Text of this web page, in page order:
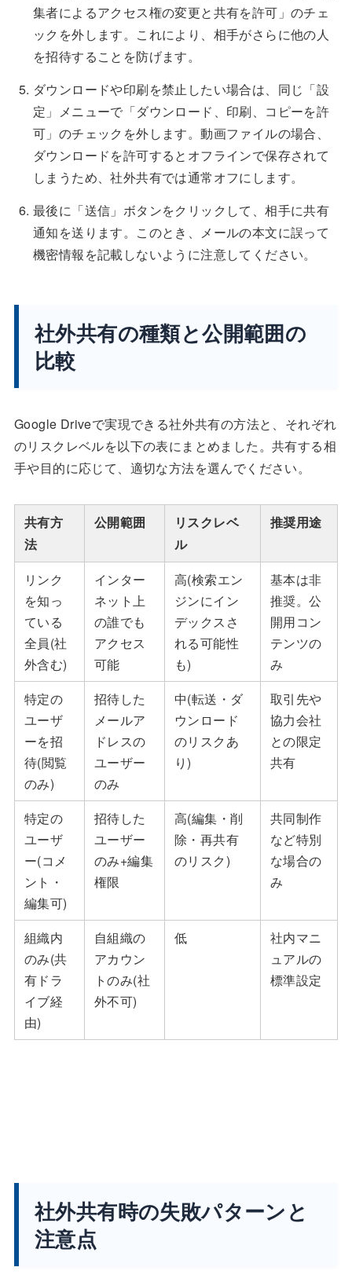
集者によるアクセス権の変更と共有を許可」のチェ
ックを外します。これにより、相手がさらに他の人
を招待することを防げます。
ダウンロードや印刷を禁止したい場合は、同じ「設
定」メニューで「ダウンロード、印刷、コピーを許
可」のチェックを外します。動画ファイルの場合、
ダウンロードを許可するとオフラインで保存されて
しまうため、社外共有では通常オフにします。
最後に「送信」ボタンをクリックして、相手に共有
通知を送ります。このとき、メールの本文に誤って
機密情報を記載しないように注意してください。
社外共有の種類と公開範囲の
比較
Google Driveで実現できる社外共有の方法と、それぞれ
のリスクレベルを以下の表にまとめました。共有する相
手や目的に応じて、適切な方法を選んでください。
共有方
法
公開範囲
リスクレベ
ル
推奨用途
リンク
を知っ
ている
全員(社
外含む)
インター
ネット上
の誰でも
アクセス
可能
高(検索エン
ジンにイン
デックスさ
れる可能性
も)
基本は非
推奨。公
開用コン
テンツの
み
特定の
ユーザ
ーを招
待(閲覧
のみ)
招待した
メールア
ドレスの
ユーザー
のみ
中(転送・ダ
ウンロード
のリスクあ
り)
取引先や
協力会社
との限定
共有
特定の
ユーザ
ー(コメ
ント・
編集可)
招待した
ユーザー
のみ+編集
権限
高(編集・削
除・再共有
のリスク)
共同制作
など特別
な場合の
み
組織内
のみ(共
有ドラ
イブ経
由)
自組織の
アカウン
トのみ(社
外不可)
低
社内マニ
ュアルの
標準設定
社外共有時の失敗パターンと
注意点